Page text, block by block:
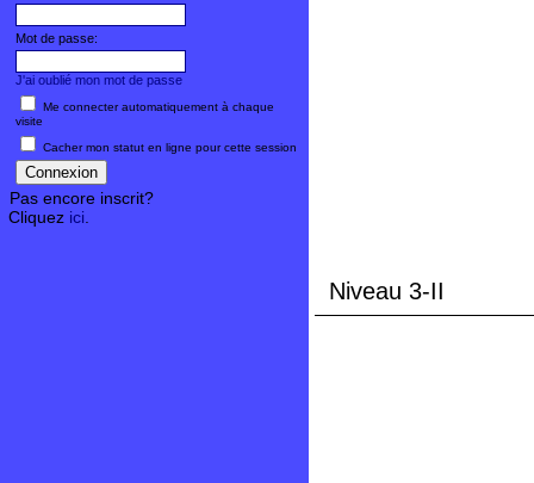
Mot de passe:
J'ai oublié mon mot de passe
Me connecter automatiquement à chaque
visite
Cacher mon statut en ligne pour cette session
Pas encore inscrit?
Cliquez ici
Niveau 3-II